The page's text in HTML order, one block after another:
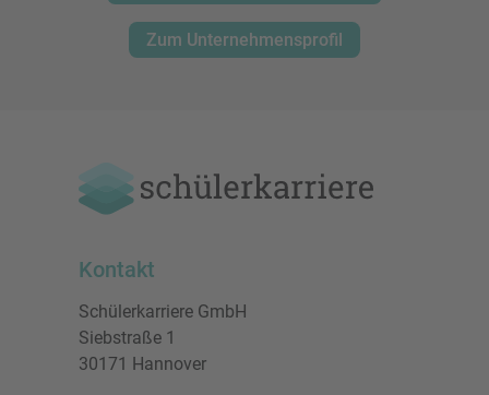
Zum Unternehmensprofil
Kontakt
Schülerkarriere GmbH
Siebstraße 1
30171 Hannover